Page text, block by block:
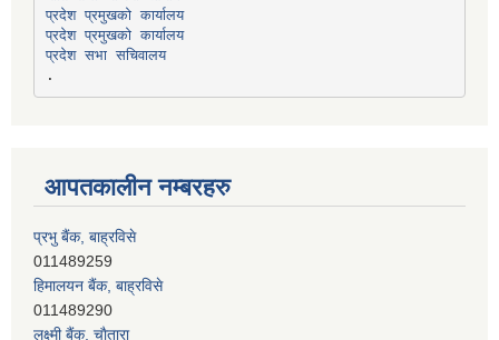
प्रदेश प्रमुखको कार्यालय
प्रदेश प्रमुखको कार्यालय
प्रदेश सभा सचिवालय
आपतकालीन नम्बरहरु
प्रभु बैंक, बाह्रविसे
011489259
हिमालयन बैंक, बाह्रविसे
011489290
लक्ष्मी बैंक, चाैतारा